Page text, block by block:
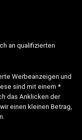
an qualifizierten
Werbeanzeigen und
sind mit einem *
das Anklicken der
einen kleinen Betrag,